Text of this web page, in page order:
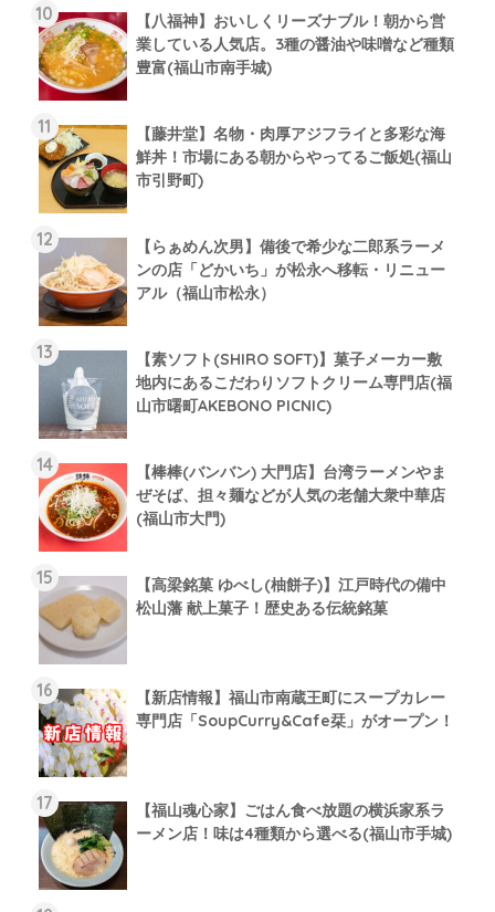
【八福神】おいしくリーズナブル！朝から営
業している人気店。3種の醤油や味噌など種類
豊富(福山市南手城)
【藤井堂】名物・肉厚アジフライと多彩な海
鮮丼！市場にある朝からやってるご飯処(福山
市引野町)
【らぁめん次男】備後で希少な二郎系ラーメ
ンの店「どかいち」が松永へ移転・リニュー
アル（福山市松永）
【素ソフト(SHIRO SOFT)】菓子メーカー敷
地内にあるこだわりソフトクリーム専門店(福
山市曙町AKEBONO PICNIC)
【棒棒(バンバン) 大門店】台湾ラーメンやま
ぜそば、担々麺などが人気の老舗大衆中華店
(福山市大門)
【高梁銘菓 ゆべし(柚餅子)】江戸時代の備中
松山藩 献上菓子！歴史ある伝統銘菓
【新店情報】福山市南蔵王町にスープカレー
専門店「SoupCurry&Cafe栞」がオープン！
【福山魂心家】ごはん食べ放題の横浜家系ラ
ーメン店！味は4種類から選べる(福山市手城)